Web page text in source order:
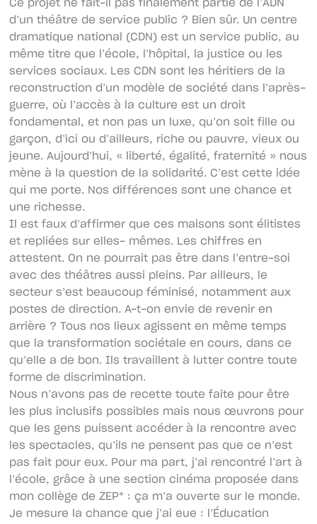
Ce projet ne fait-il pas finalement partie de l’ADN
d’un théâtre de service public ? Bien sûr. Un centre
dramatique national (CDN) est un service public, au
même titre que l’école, l’hôpital, la justice ou les
services sociaux. Les CDN sont les héritiers de la
reconstruction d’un modèle de société dans l’après-
guerre, où l’accès à la culture est un droit
fondamental, et non pas un luxe, qu’on soit fille ou
garçon, d’ici ou d’ailleurs, riche ou pauvre, vieux ou
jeune. Aujourd’hui, « liberté, égalité, fraternité » nous
mène à la question de la solidarité. C’est cette idée
qui me porte. Nos différences sont une chance et
une richesse.
Il est faux d’affirmer que ces maisons sont élitistes
et repliées sur elles- mêmes. Les chiffres en
attestent. On ne pourrait pas être dans l’entre-soi
avec des théâtres aussi pleins. Par ailleurs, le
secteur s’est beaucoup féminisé, notamment aux
postes de direction. A-t-on envie de revenir en
arrière ? Tous nos lieux agissent en même temps
que la transformation sociétale en cours, dans ce
qu’elle a de bon. Ils travaillent à lutter contre toute
forme de discrimination.
Nous n’avons pas de recette toute faite pour être
les plus inclusifs possibles mais nous œuvrons pour
que les gens puissent accéder à la rencontre avec
les spectacles, qu’ils ne pensent pas que ce n’est
pas fait pour eux. Pour ma part, j’ai rencontré l’art à
l’école, grâce à une section cinéma proposée dans
mon collège de ZEP* : ça m’a ouverte sur le monde.
Je mesure la chance que j’ai eue : l’Éducation